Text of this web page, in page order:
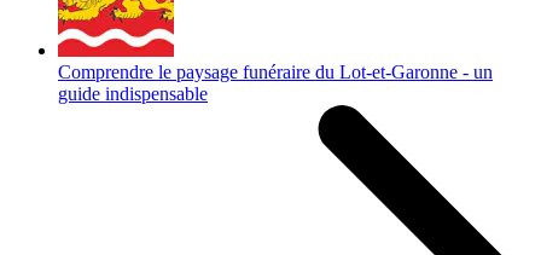
Comprendre le paysage funéraire du Lot-et-Garonne - un
guide indispensable